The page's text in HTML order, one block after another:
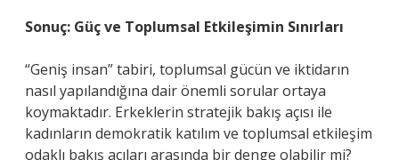
Sonuç: Güç ve Toplumsal Etkileşimin Sınırları
“Geniş insan” tabiri, toplumsal gücün ve iktidarın
nasıl yapılandığına dair önemli sorular ortaya
koymaktadır. Erkeklerin stratejik bakış açısı ile
kadınların demokratik katılım ve toplumsal etkileşim
odaklı bakış açıları arasında bir denge olabilir mi?